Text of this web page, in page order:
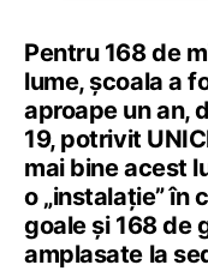
Pentru 168 de
lume, școala a
aproape un an,
19, potrivit
mai bine acest
o „instalație” în
goale și 168 de
amplasate la